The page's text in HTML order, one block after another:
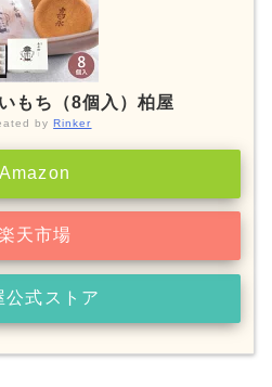
もち（8個入）柏屋
byRinker
Amazon
天市場
公式ストア